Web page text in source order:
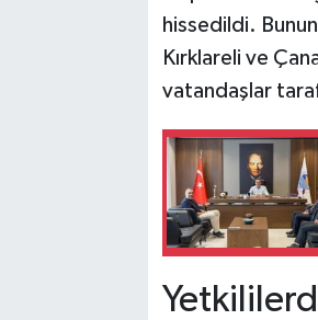
hissedildi. Bunun
Kırklareli ve
vatandaşlar